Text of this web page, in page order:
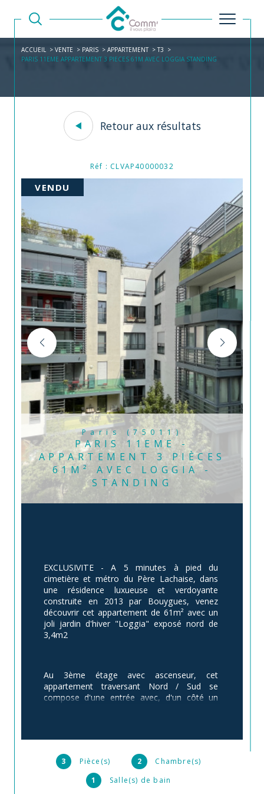
ACCUEIL VENTE PARIS APPARTEMENT
T3
PARIS 11EME APPARTEMENT 3 PIECES 61M AVEC LOGGIA STANDING
Retour aux résultats
Réf : CLVAP40000032
VENDU
Paris (75011)
PARIS 11EME -
APPARTEMENT 3 PIÈCES
61M² AVEC LOGGIA -
STANDING
3 Pièce(s) 2
Chambre(s)
1
Salle(s) de bain
EXCLUSIVITE - A 5 minutes à pied du
cimetière et métro du Père Lachaise, dans
une résidence luxueuse et verdoyante
construite en 2013 par Bouygues, venez
découvrir cet appartement de 61m² avec un
joli jardin d'hiver "Loggia" exposé nord de
3,4m2
Au 3ème étage avec ascenseur, cet
appartement traversant Nord / Sud se
compose d'une entrée avec, d'un côté un
Coté nuit, vous trouverez deux belles
chambres de 12 et 10m², une salle de bain, et